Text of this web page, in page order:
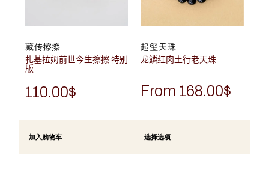
藏传擦擦
扎基拉姆前世今生擦擦 特别
版
110.00$
加入购物车
起玺天珠
龙鳞红肉土行老天珠
From 168.00$
选择选项